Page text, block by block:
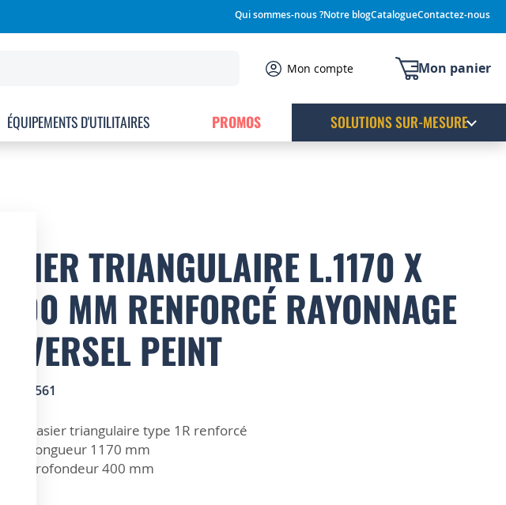
Qui sommes-nous ?Notre blogCatalogueContactez-nous
Mon panier
Mon compte
ÉQUIPEMENTS D'UTILITAIRES PROMOS SOLUTIONS SUR-MESURE
CASIER TRIANGULAIRE L.1170 X
P.400 MM RENFORCÉ RAYONNAGE
UNIVERSEL PEINT
1501561
Casier triangulaire type 1R renforcé
Longueur 1170 mm
Profondeur 400 mm